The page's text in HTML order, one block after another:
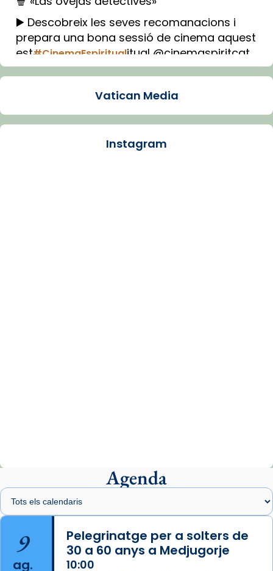
▶️ Descobreix les seves recomanacions i
prepara una bona sessió de cinema aquest
est#CinemaEspiritualitual @cinemaspiritcat
Imatge: Generada amb IA (OpenAI)
Arquebisbat de Barcelona
presidit aquest 27 de juliol la missa de Les
Santes de Mataró.
🔗
📸 J. Merino
Photo
View on Facebook ·
Vatican Media
Instagram
Agenda
9
ag.
Pelegrinatge per a solters de
30 a 60 anys a Medjugorje
10:00